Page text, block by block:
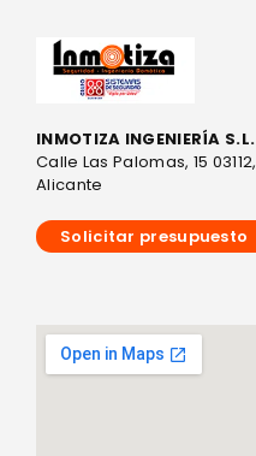
INMOTIZA INGENIERÍA S.L.
Calle Las Palomas, 15 03112,
Alicante
Solicitar presupuesto